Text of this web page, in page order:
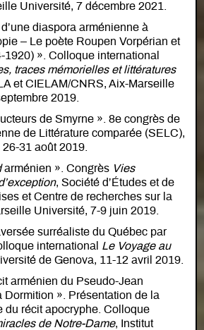
Université, 7 décembre 2021.
diaspora arménienne à
– Le poète Roupen Vorpérian et
1920) ». Colloque international
traces mémorielles et littératures
et CIELAM/CNRS, Aix-Marseille
2019.
de Smyrne ». 8e congrès de
de Littérature comparée (SELC),
31 août 2019.
arménien ». Congrès Vies
, Société d’Études et de
et Centre de recherches sur la
Université, 7-9 juin 2019.
surréaliste du Québec par
international Le Voyage au
de Genova, 11-12 avril 2019.
arménien du Pseudo-Jean
Dormition ». Présentation de la
du récit apocryphe. Colloque
de Notre-Dame, Institut